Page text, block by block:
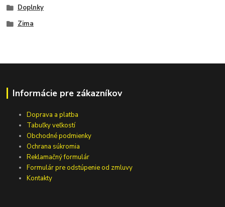
Doplnky
Zima
Informácie pre zákazníkov
Doprava a platba
Tabuľky veľkostí
Obchodné podmienky
Ochrana súkromia
Reklamačný formulár
Formulár pre odstúpenie od zmluvy
Kontakty